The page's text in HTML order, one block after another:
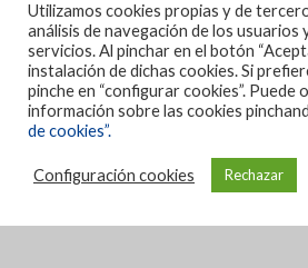
POLITICA DE COOKIES|
DISEÑO: DIAN
Utilizamos cookies propias y de
análisis de navegación de los
servicios. Al pinchar en el botón
instalación de dichas cookies. Si
pinche en “configurar cookies”. Puede
información sobre las cookies
de cookies”.
Configuración cookies Rechazar